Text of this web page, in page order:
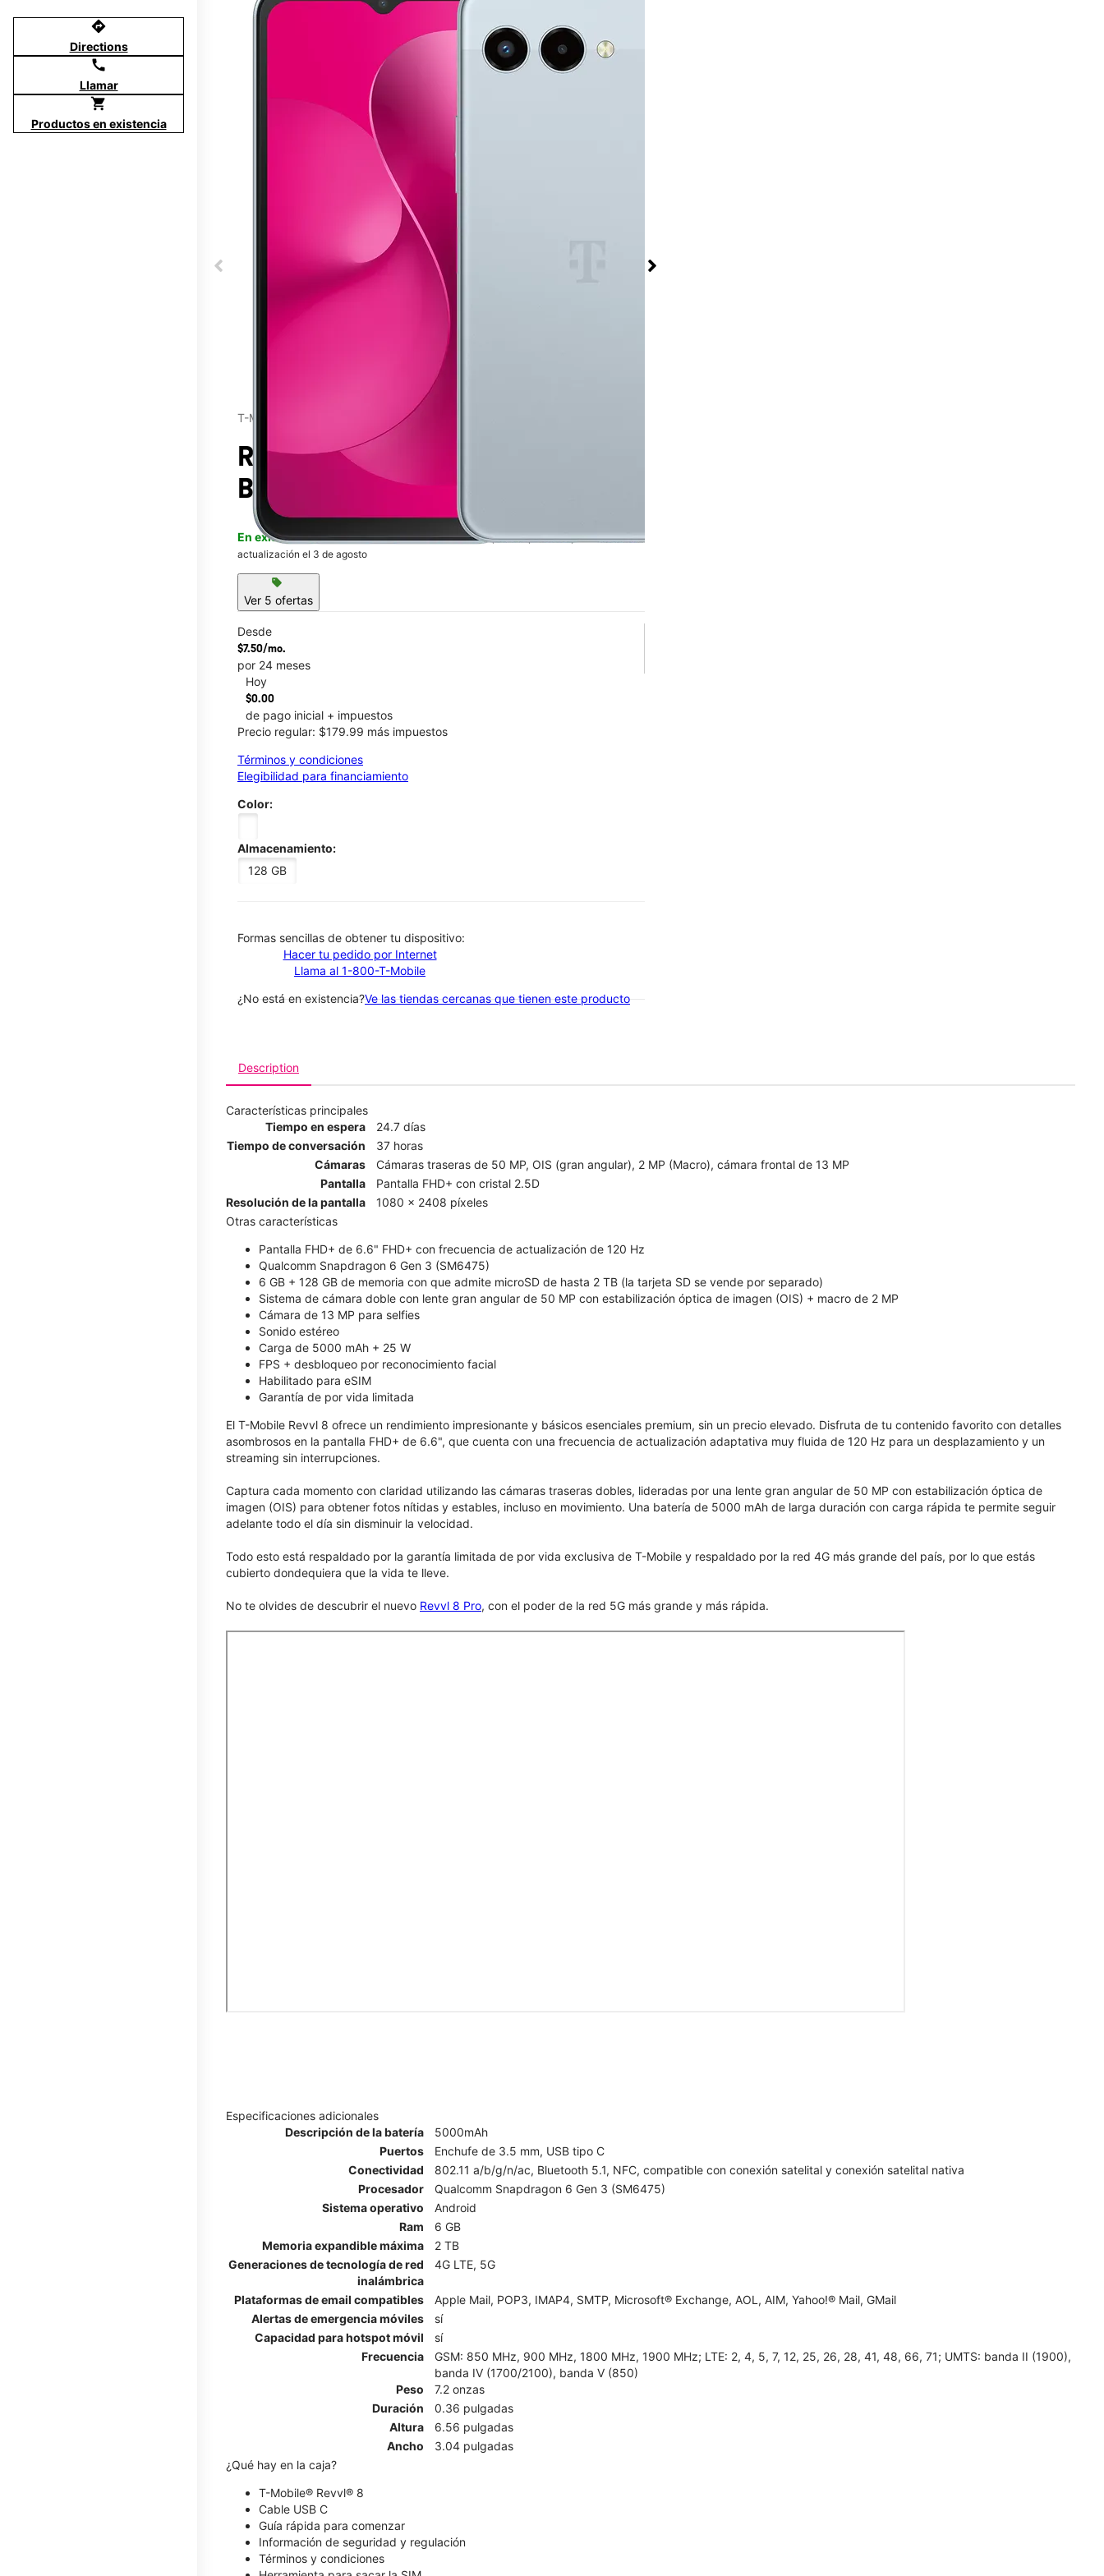
directions
Directions
call
Llamar
shopping_cart
Productos en existencia
This carousel contains a column of small thumbnails. Selecting a thumbnail will change the main image in the carousel that follows. Use the Previous and Next
T-Mobile®
Revvl® 8en T-Mobile
Bruce
En existencia Este artículo está confirmado como disponible para comprar. Última
actualización el 3 de agosto
sell
Ver 5 ofertas
Desde
$7.50/mo.
por 24 meses
Hoy
$0.00
de pago inicial + impuestos
Precio regular: $179.99 más impuestos
Términos y condiciones
Elegibilidad para financiamiento
Color:
Almacenamiento:
128 GB
​​​​​​​Formas sencillas de obtener tu dispositivo:
Hacer tu pedido por Internet
Llama al 1-800-T-Mobile
¿No está en existencia?Ve las tiendas cercanas que tienen este producto
Description
Características principales
Tiempo en espera
24.7 días
Tiempo de conversación
37 horas
Cámaras
Cámaras traseras de 50 MP, OIS (gran angular), 2 MP (Macro), cámara frontal de 13 MP
Pantalla
Pantalla FHD+ con cristal 2.5D
Resolución de la pantalla
1080 x 2408 píxeles
Otras características
Pantalla FHD+ de 6.6" FHD+ con frecuencia de actualización de 120 Hz
Qualcomm Snapdragon 6 Gen 3 (SM6475)
6 GB + 128 GB de memoria con que admite microSD de hasta 2 TB (la tarjeta SD se vende por separado)
Sistema de cámara doble con lente gran angular de 50 MP con estabilización óptica de imagen (OIS) + macro de 2 MP
Cámara de 13 MP para selfies
Sonido estéreo
Carga de 5000 mAh + 25 W
FPS + desbloqueo por reconocimiento facial
Habilitado para eSIM
Garantía de por vida limitada
El T-Mobile Revvl 8 ofrece un rendimiento impresionante y básicos esenciales premium, sin un precio elevado. Disfruta de tu contenido favorito con detalles
asombrosos en la pantalla FHD+ de 6.6", que cuenta con una frecuencia de actualización adaptativa muy fluida de 120 Hz para un desplazamiento y un
streaming sin interrupciones.
Captura cada momento con claridad utilizando las cámaras traseras dobles, lideradas por una lente gran angular de 50 MP con estabilización óptica de
imagen (OIS) para obtener fotos nítidas y estables, incluso en movimiento. Una batería de 5000 mAh de larga duración con carga rápida te permite seguir
adelante todo el día sin disminuir la velocidad.
Todo esto está respaldado por la garantía limitada de por vida exclusiva de T-Mobile y respaldado por la red 4G más grande del país, por lo que estás
cubierto dondequiera que la vida te lleve.
No te olvides de descubrir el nuevo Revvl 8 Pro, con el poder de la red 5G más grande y más rápida.
Especificaciones adicionales
Descripción de la batería
5000mAh
Puertos
Enchufe de 3.5 mm, USB tipo C
Conectividad
802.11 a/b/g/n/ac, Bluetooth 5.1, NFC, compatible con conexión satelital y conexión satelital nativa
Procesador
Qualcomm Snapdragon 6 Gen 3 (SM6475)
Sistema operativo
Android
Ram
6 GB
Memoria expandible máxima
2 TB
Generaciones de tecnología de red
inalámbrica
4G LTE, 5G
Plataformas de email compatibles
Apple Mail, POP3, IMAP4, SMTP, Microsoft® Exchange, AOL, AIM, Yahoo!® Mail, GMail
Alertas de emergencia móviles
sí
Capacidad para hotspot móvil
sí
Frecuencia
GSM: 850 MHz, 900 MHz, 1800 MHz, 1900 MHz; LTE: 2, 4, 5, 7, 12, 25, 26, 28, 41, 48, 66, 71; UMTS: banda II (1900),
banda IV (1700/2100), banda V (850)
Peso
7.2 onzas
Duración
0.36 pulgadas
Altura
6.56 pulgadas
Ancho
3.04 pulgadas
¿Qué hay en la caja?
T-Mobile® Revvl® 8
Cable USB C
Guía rápida para comenzar
Información de seguridad y regulación
Términos y condiciones